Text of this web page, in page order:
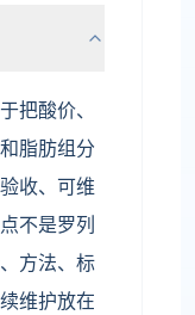
把酸价、
脂肪组分
收、可维
不是罗列
方法、标
维护放在